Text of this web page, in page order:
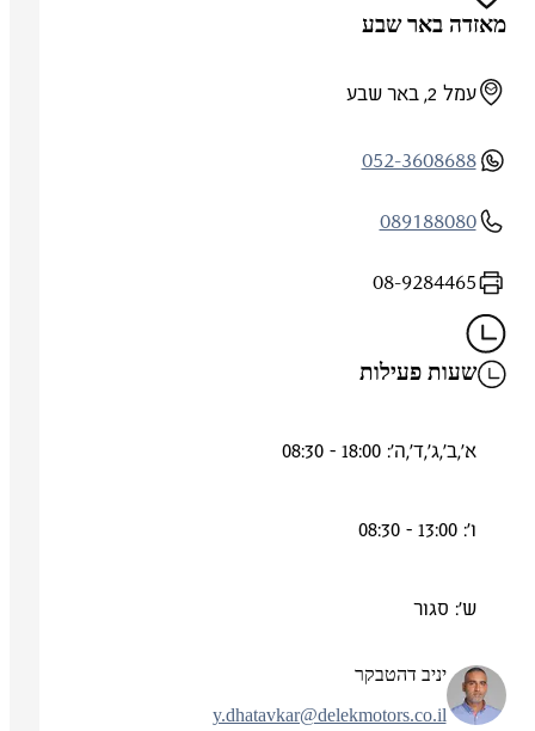
מאזדה באר שבע
עמל 2, באר שבע
052-3608688
089188080
08-9284465
שעות פעילות
א',ב',ג',ד',ה': 18:00 - 08:30
ש': סגור
יניב דהטבקר
y.dhatavkar@delekmotors.co.il